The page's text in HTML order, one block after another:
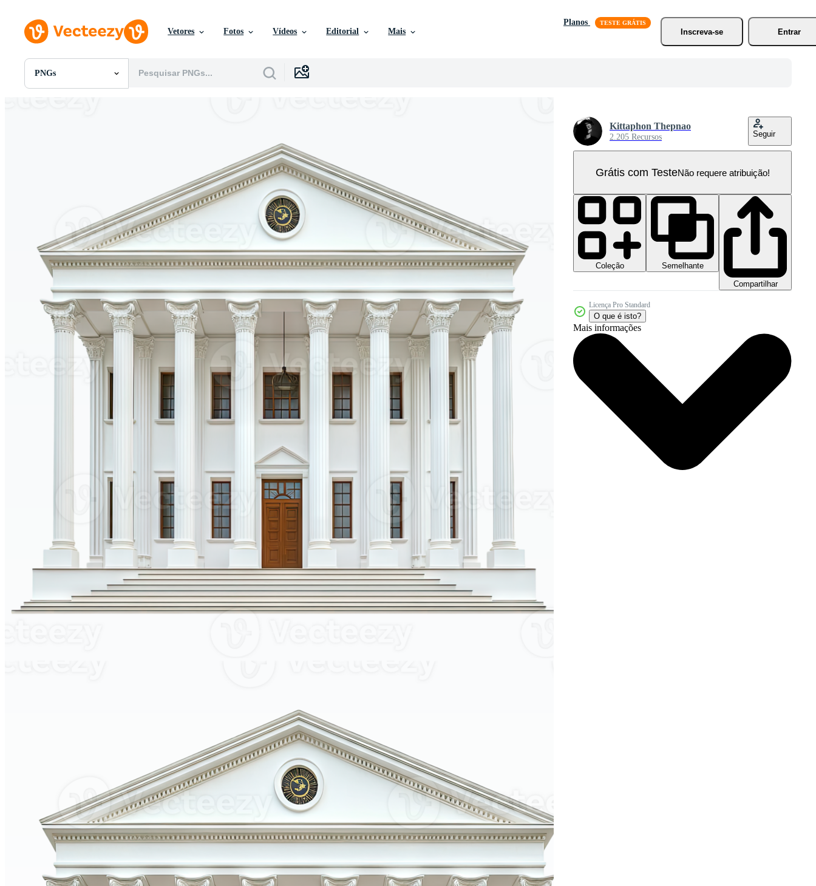
Vetores Fotos Vídeos Editorial Mais
Planos
Inscreva-se
Entrar
PNGs
Todas Imagens
Eventos Editoriais
Kittaphon Thepnao
2.205 Recursos Seguir
Grátis com TesteNão requere atribuição!
Coleção
Semelhante
Compartilhar
Licença Pro Standard
O que é isto?
Mais informações